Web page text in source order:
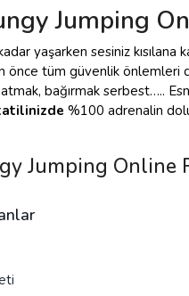
Jumping
yaşarken sesiniz kısılana
önce tüm güvenlik önlemleri
atmak, bağırmak serbest…..
%100 adrenalin
Jumping Online